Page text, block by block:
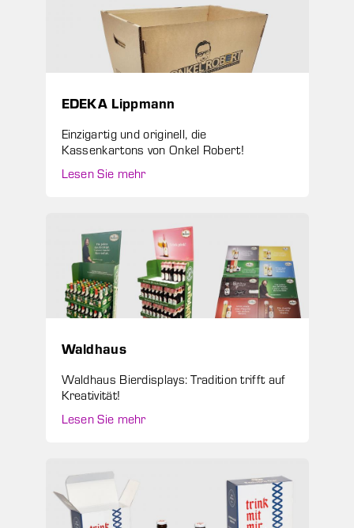
EDEKA Lippmann
Einzigartig und originell, die
Kassenkartons von Onkel Robert!
Lesen Sie mehr
Waldhaus
Waldhaus Bierdisplays: Tradition trifft auf
Kreativität!
Lesen Sie mehr